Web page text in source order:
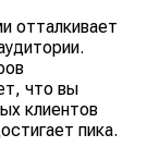
отталкивает
что вы
клиентов
пика.